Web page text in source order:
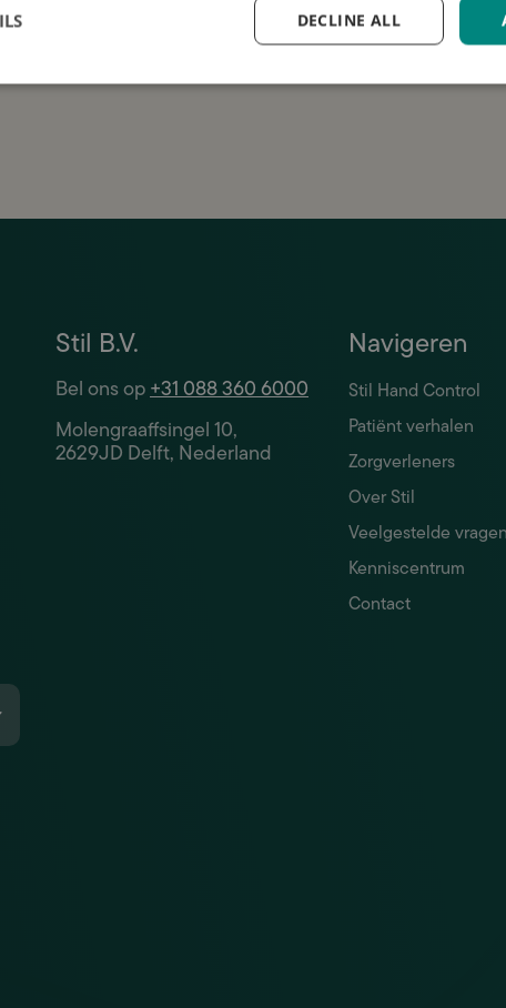
op de hoogte
is gratis en vrijblijvend. Wij gaan zorgvuldig
Stil B.V.
Bel ons op+31 088 360 6000
Molengraaffsingel 10,
2629JD Delft, Nederland
Navigeren
Stil Hand Control
Patiënt verhalen
Zorgverleners
Over Stil
Veelgestelde
Kenniscentrum
Contact
DECLINE ALL